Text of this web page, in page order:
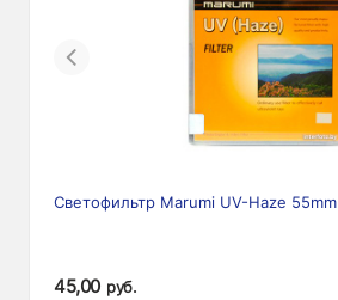
Previous
Светофильтр Marumi UV-Haze 55mm
45,00 руб.